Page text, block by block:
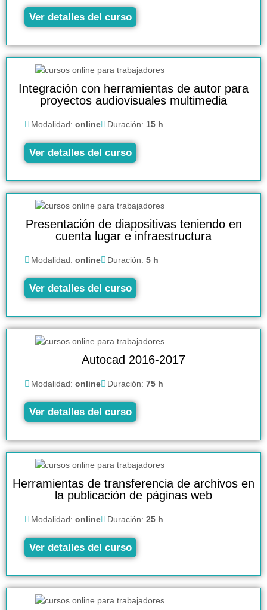
Ver detalles del curso
Integración con herramientas de autor para
proyectos audiovisuales multimedia
Modalidad: online Duración: 15 h
Ver detalles del curso
Presentación de diapositivas teniendo en
cuenta lugar e infraestructura
Modalidad: online Duración: 5 h
Ver detalles del curso
Autocad 2016-2017
Modalidad: online Duración: 75 h
Ver detalles del curso
Herramientas de transferencia de archivos en
la publicación de páginas web
Modalidad: online Duración: 25 h
Ver detalles del curso